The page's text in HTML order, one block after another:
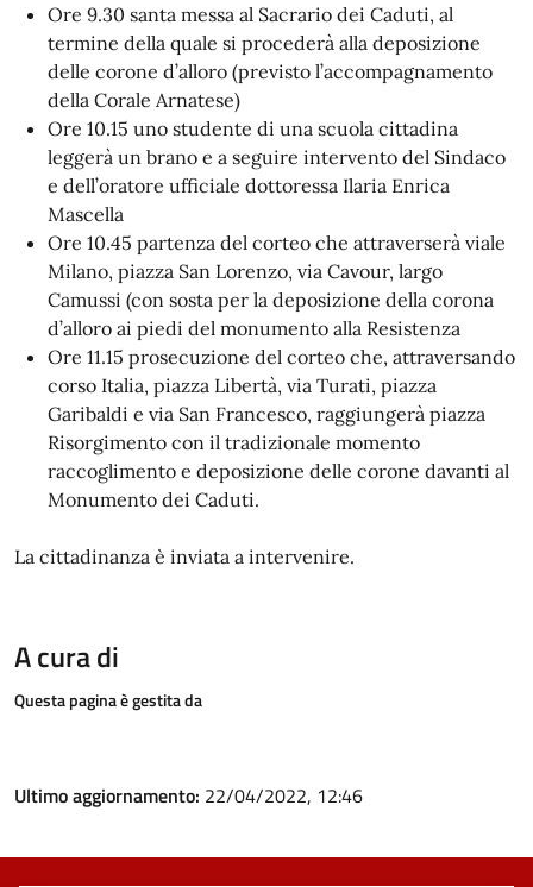
Ore 9.30 santa messa al Sacrario dei Caduti, al
termine della quale si procederà alla deposizione
delle corone d’alloro (previsto l’accompagnamento
della Corale Arnatese)
Ore 10.15 uno studente di una scuola cittadina
leggerà un brano e a seguire intervento del Sindaco
e dell’oratore ufficiale dottoressa Ilaria Enrica
Mascella
Ore 10.45 partenza del corteo che attraverserà viale
Milano, piazza San Lorenzo, via Cavour, largo
Camussi (con sosta per la deposizione della corona
d’alloro ai piedi del monumento alla Resistenza
Ore 11.15 prosecuzione del corteo che, attraversando
corso Italia, piazza Libertà, via Turati, piazza
Garibaldi e via San Francesco, raggiungerà piazza
Risorgimento con il tradizionale momento
raccoglimento e deposizione delle corone davanti al
Monumento dei Caduti.
La cittadinanza è inviata a intervenire.
A cura di
Questa pagina è gestita da
Ultimo aggiornamento: 22/04/2022, 12:46